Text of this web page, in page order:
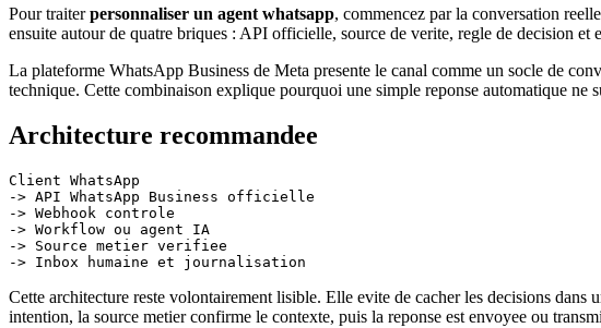
Pour traiterpersonnaliser un agent whatsapp, commencez par la conversation
ensuite autour de quatre briques : API officielle, source de verite, regle de decision et
La plateforme WhatsApp Business de Meta presente le canal comme un socle de
technique. Cette combinaison explique pourquoi une simple reponse automatique
Architecture recommandee
Client WhatsApp
-> API WhatsApp Business officielle
-> Webhook controle
-> Workflow ou agent IA
-> Source metier verifiee
Cette architecture reste volontairement lisible. Elle evite de cacher les decisions
intention, la source metier confirme le contexte, puis la reponse est envoyee ou